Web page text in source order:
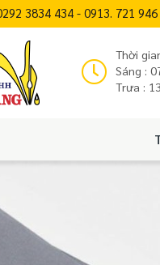
3834 434 - 0913. 721
Thời
Sáng :
Trưa :